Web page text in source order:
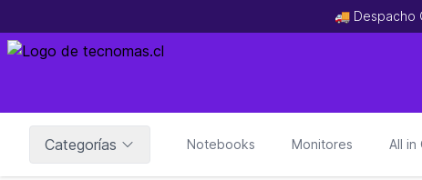
🚚 Despacho
Categorías Notebooks Monitores All in